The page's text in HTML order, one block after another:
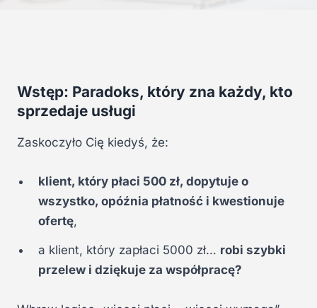
Wstęp: Paradoks, który zna każdy, kto
sprzedaje usługi
Zaskoczyło Cię kiedyś, że:
klient, który płaci 500 zł, dopytuje o
wszystko, opóźnia płatność i kwestionuje
ofertę,
a klient, który zapłaci 5000 zł… robi szybki
przelew i dziękuje za współpracę?